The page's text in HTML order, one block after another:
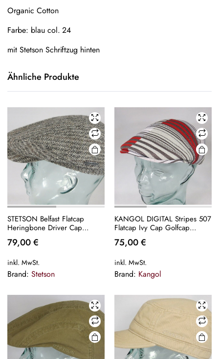
Organic Cotton
Farbe: blau col. 24
mit Stetson Schriftzug hinten
Ähnliche Produkte
STETSON Belfast Flatcap
Heringbone Driver Cap
Schiebermütze Schirmmütze
79,00€
inkl. MwSt.
Brand: Stetson
KANGOL DIGITAL Stripes 507
Flatcap Ivy Cap Golfcap
Gatsby Schiebermütze grau
Neu
75,00€
inkl. MwSt.
Brand: Kangol